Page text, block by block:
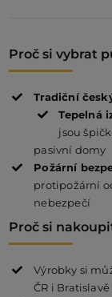
Proč si vybrat
Tradiční
Tepelná
jsou
pasivní domy
Požární
protipožární
nebezpečí
Proč si
Výrobky si
ČR i Bratislavě